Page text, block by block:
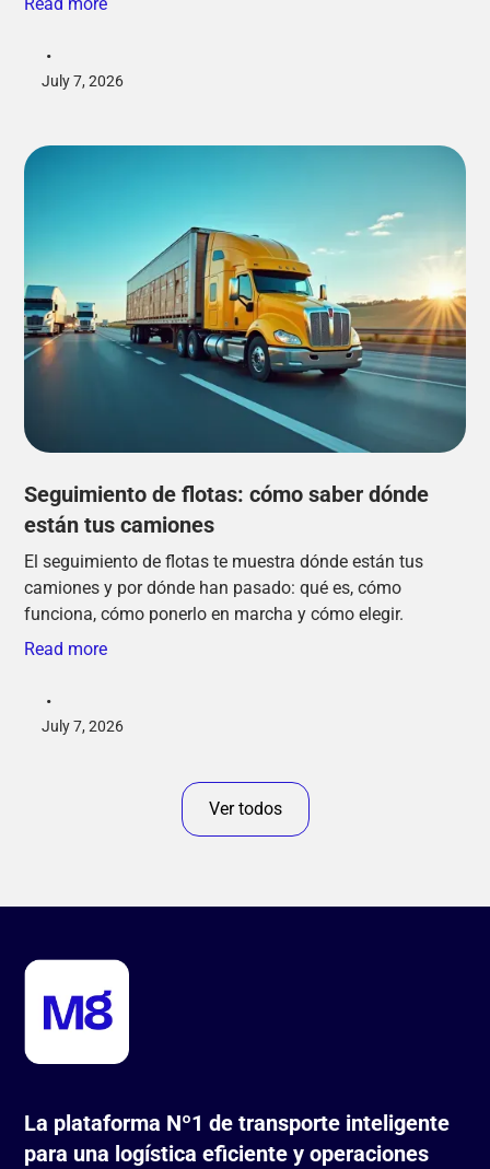
•
July 7, 2026
Seguimiento de flotas: cómo saber dónde
están tus camiones
El seguimiento de flotas te muestra dónde están tus
camiones y por dónde han pasado: qué es, cómo
funciona, cómo ponerlo en marcha y cómo elegir.
Read more
•
July 7, 2026
Ver todos
La plataforma Nº1 de transporte inteligente
para una logística eficiente y operaciones